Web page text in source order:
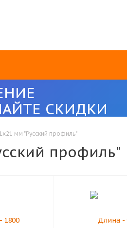
СКИДКИ
мм "Русский профиль"
профиль"